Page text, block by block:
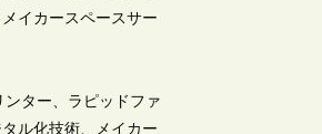
イカースペースサー
ター、ラピッドファ
ル化技術、メイカー